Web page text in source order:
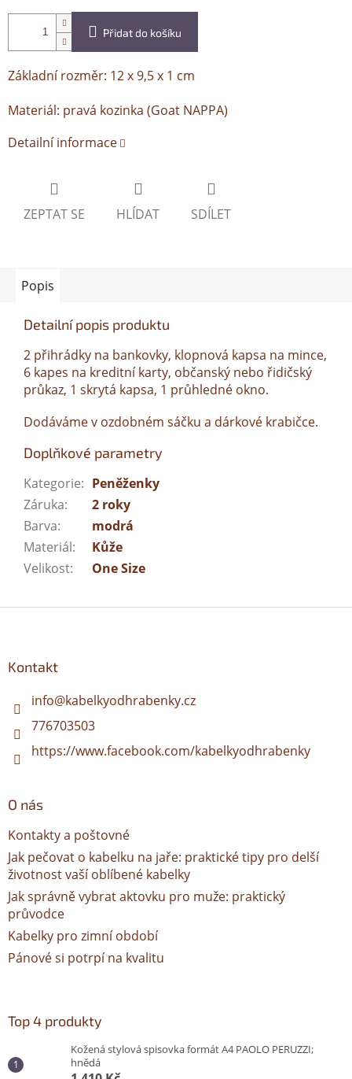
Přidat do košíku
Základní rozměr: 12 x 9,5 x 1 cm
Materiál: pravá kozinka (Goat NAPPA)
Detailní informace
ZEPTAT SE HLÍDAT SDÍLET
Popis
Detailní popis produktu
2 přihrádky na bankovky, klopnová kapsa na mince,
6 kapes na kreditní karty, občanský nebo řidičský
průkaz, 1 skrytá kapsa, 1 průhledné okno.
Dodáváme v ozdobném sáčku a dárkové krabičce.
Doplňkové parametry
Kategorie: Peněženky
Záruka:
2 roky
Barva:
modrá
Materiál:
Kůže
Velikost: One Size
Kontakt
info@kabelkyodhrabenky.cz
776703503
https://www.facebook.com/kabelkyodhrabenky
O nás
Kontakty a poštovné
Jak pečovat o kabelku na jaře: praktické tipy pro delší
životnost vaší oblíbené kabelky
Jak správně vybrat aktovku pro muže: praktický
průvodce
Kabelky pro zimní období
Pánové si potrpí na kvalitu
Top 4 produkty
Kožená stylová spisovka formát A4 PAOLO PERUZZI;
hnědá